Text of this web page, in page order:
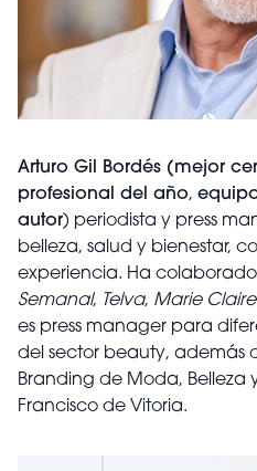
Arturo Gil Bordés (mejor
profesional del año,
autor) periodista y press
belleza, salud y bienestar,
experiencia. Ha
Semanal, Telva, Marie Claire
es press manager para
del sector beauty, además
Branding de Moda, Belleza
Francisco de Vitoria.